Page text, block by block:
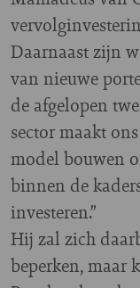
Daarnaast zijn
van nieuwe
de afgelopen
sector maakt
model bouwen
binnen de
investeren.”
Hij zal zich
beperken, maar